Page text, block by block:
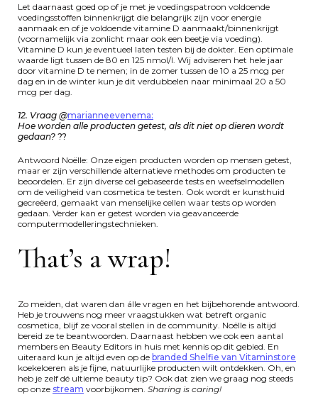
Let daarnaast goed op of je met je voedingspatroon voldoende
voedingsstoffen binnenkrijgt die belangrijk zijn voor energie
aanmaak en of je voldoende vitamine D aanmaakt/binnenkrijgt
(voornamelijk via zonlicht maar ook een beetje via voeding).
Vitamine D kun je eventueel laten testen bij de dokter. Een optimale
waarde ligt tussen de 80 en 125 nmol/l. Wij adviseren het hele jaar
door vitamine D te nemen; in de zomer tussen de 10 a 25 mcg per
dag en in de winter kun je dit verdubbelen naar minimaal 20 a 50
mcg per dag.
12. Vraag @marianneevenema:
Hoe worden alle producten getest, als dit niet op dieren wordt
gedaan? ??
Antwoord Noëlle: Onze eigen producten worden op mensen getest,
maar er zijn verschillende alternatieve methodes om producten te
beoordelen. Er zijn diverse cel gebaseerde tests en weefselmodellen
om de veiligheid van cosmetica te testen. Ook wordt er kunsthuid
gecreëerd, gemaakt van menselijke cellen waar tests op worden
gedaan. Verder kan er getest worden via geavanceerde
computermodelleringstechnieken.
That’s a wrap!
Zo meiden, dat waren dan álle vragen en het bijbehorende antwoord.
Heb je trouwens nog meer vraagstukken wat betreft organic
cosmetica, blijf ze vooral stellen in de community. Noëlle is altijd
bereid ze te beantwoorden. Daarnaast hebben we ook een aantal
members en Beauty Editors in huis met kennis op dit gebied. En
uiteraard kun je altijd even op de branded Shelfie van Vitaminstore
koekeloeren als je fijne, natuurlijke producten wilt ontdekken. Oh, en
heb je zelf dé ultieme beauty tip? Ook dat zien we graag nog steeds
op onze stream voorbijkomen. Sharing is caring!